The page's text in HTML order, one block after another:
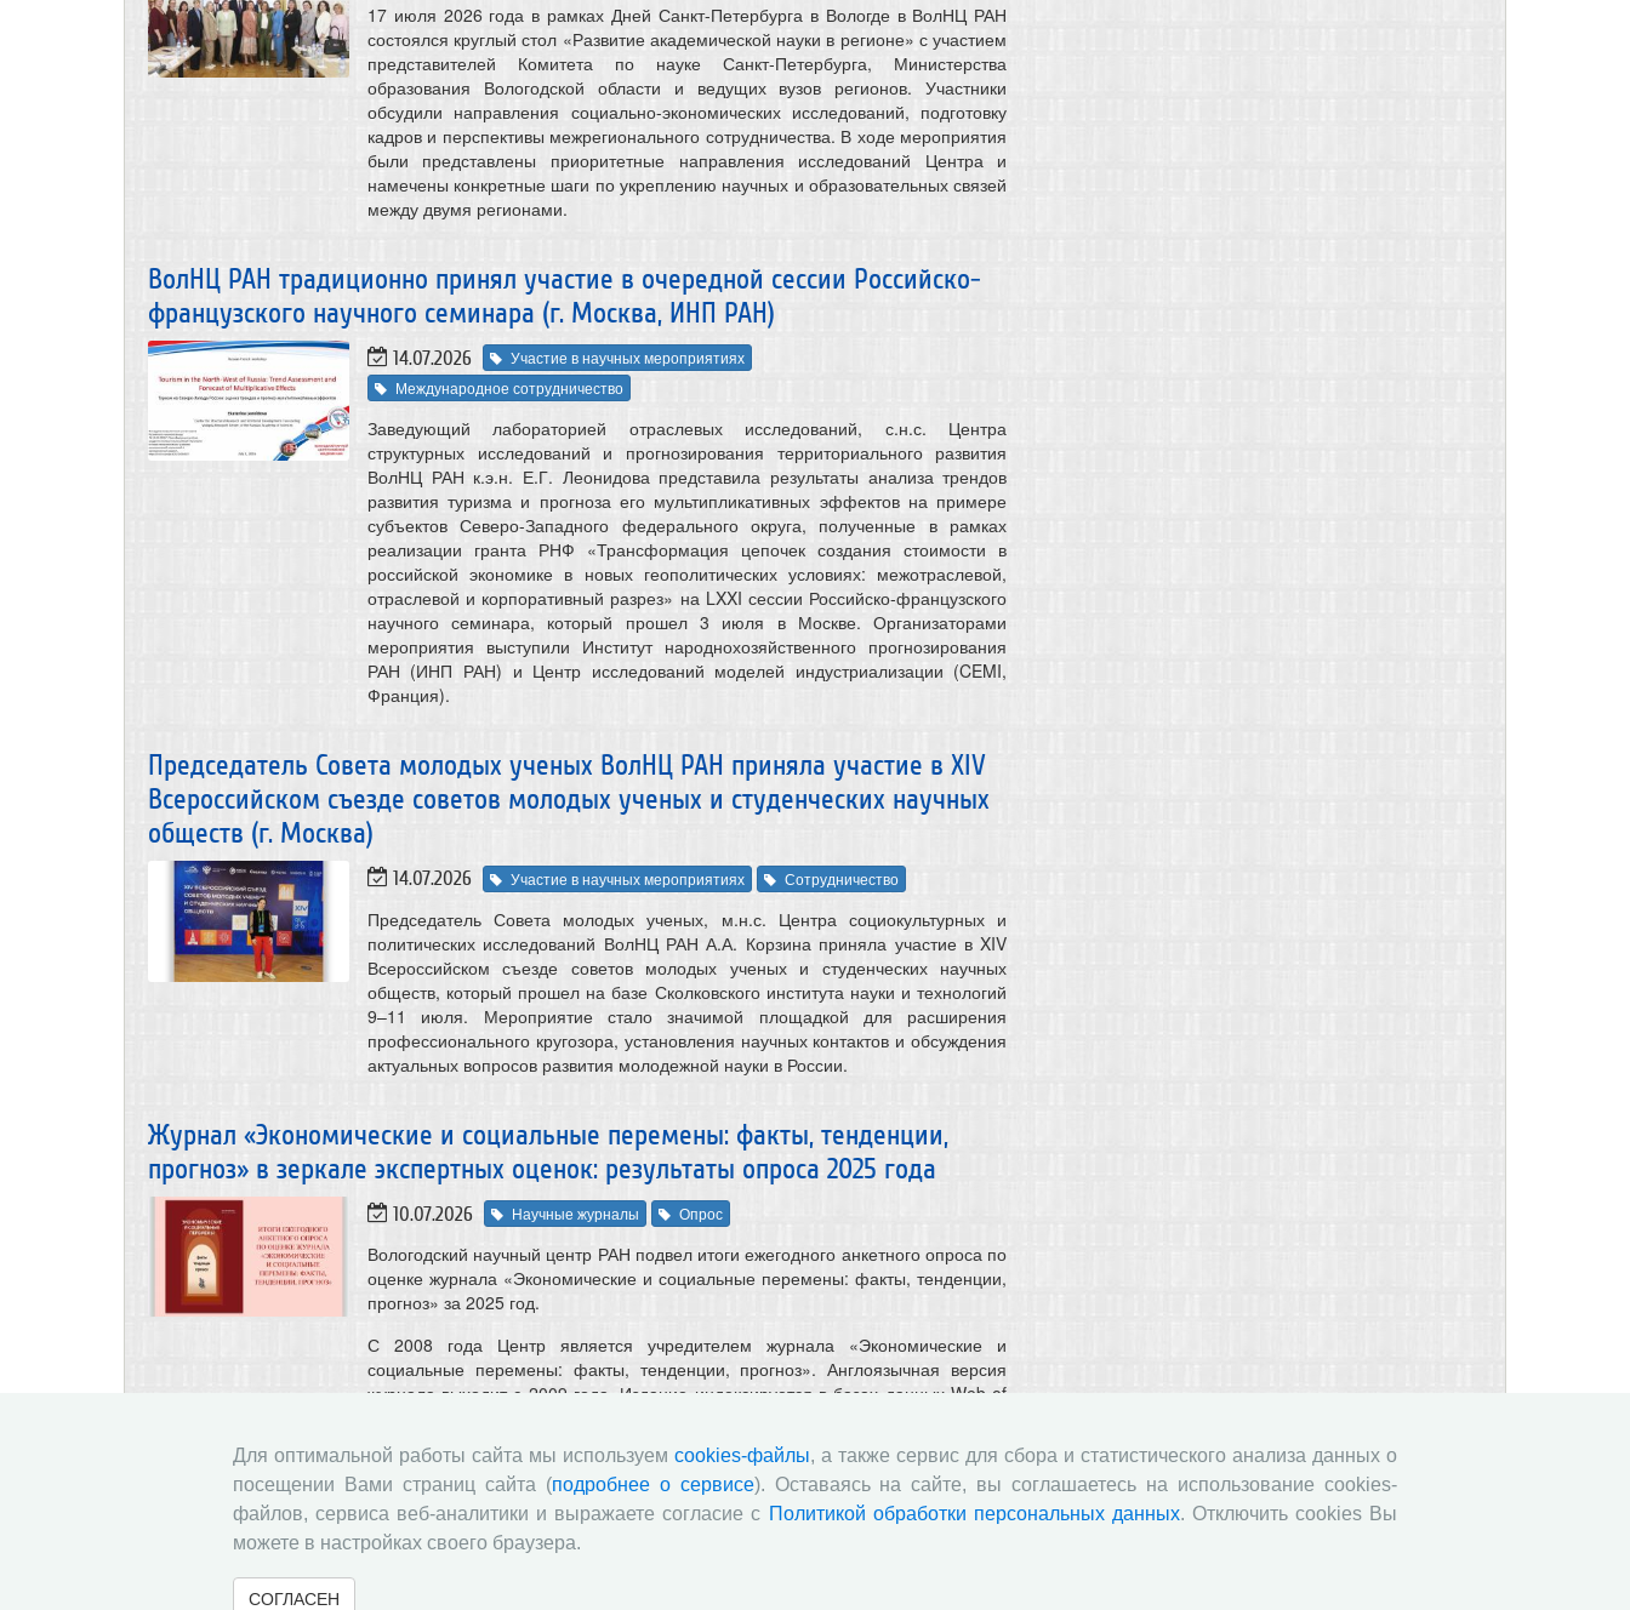
17 июля 2026 года в рамках Дней Санкт-Петербурга в Вологде в ВолНЦ РАН
состоялся круглый стол «Развитие академической науки в регионе» с участием
представителей Комитета по науке Санкт‑Петербурга, Министерства
образования Вологодской области и ведущих вузов регионов. Участники
обсудили направления социально-экономических исследований, подготовку
кадров и перспективы межрегионального сотрудничества. В ходе мероприятия
были представлены приоритетные направления исследований Центра и
намечены конкретные шаги по укреплению научных и образовательных связей
между двумя регионами.
ВолНЦ РАН традиционно принял участие в очередной сессии Российско-
французского научного семинара (г. Москва, ИНП РАН)
14.07.2026
Участие в научных мероприятиях
Международное сотрудничество
Заведующий лабораторией отраслевых исследований, с.н.с. Центра
структурных исследований и прогнозирования территориального развития
ВолНЦ РАН к.э.н. Е.Г. Леонидова представила результаты анализа трендов
развития туризма и прогноза его мультипликативных эффектов на примере
субъектов Северо-Западного федерального округа, полученные в рамках
реализации гранта РНФ «Трансформация цепочек создания стоимости в
российской экономике в новых геополитических условиях: межотраслевой,
отраслевой и корпоративный разрез» на LXXI сессии Российско-французского
научного семинара, который прошел 3 июля в Москве. Организаторами
мероприятия выступили Институт народнохозяйственного прогнозирования
РАН (ИНП РАН) и Центр исследований моделей индустриализации (CEMI,
Франция).
Председатель Совета молодых ученых ВолНЦ РАН приняла участие в XIV
Всероссийском съезде советов молодых ученых и студенческих научных
обществ (г. Москва)
14.07.2026 Участие в научных мероприятиях Сотрудничество
Председатель Совета молодых ученых, м.н.с. Центра социокультурных и
политических исследований ВолНЦ РАН А.А. Корзина приняла участие в XIV
Всероссийском съезде советов молодых ученых и студенческих научных
обществ, который прошел на базе Сколковского института науки и технологий
9–11 июля. Мероприятие стало значимой площадкой для расширения
профессионального кругозора, установления научных контактов и обсуждения
актуальных вопросов развития молодежной науки в России.
Журнал «Экономические и социальные перемены: факты, тенденции,
прогноз» в зеркале экспертных оценок: результаты опроса 2025 года
10.07.2026 Научные журналы Опрос
Вологодский научный центр РАН подвел итоги ежегодного анкетного опроса по
оценке журнала «Экономические и социальные перемены: факты, тенденции,
прогноз» за 2025 год.
С 2008 года Центр является учредителем журнала «Экономические и
социальные перемены: факты, тенденции, прогноз». Англоязычная версия
журнала выходит с 2009 года. Издание индексируется в базах данных Web of
первый уровень Единого государственного перечня научных изданий. Журнал
занимает 8 место в рейтинге SCIENCE INDEX за 2025 год по тематике
«Экономика. Экономические науки».
В опросе, проведенном в 2026 году, приняли участие 127 экспертов – члены
редсовета, авторы, рецензенты и сотрудники Центра. Большинство из них
Для оптимальной работы сайта мы используем cookies-файлы, а также сервис для сбора и статистического анализа данных о
посещении Вами страниц сайта (подробнее о сервисе). Оставаясь на сайте, вы соглашаетесь на использование cookies-
файлов, сервиса веб-аналитики и выражаете согласие с Политикой обработки персональных данных. Отключить cookies Вы
можете в настройках своего браузера.
СОГЛАСЕН